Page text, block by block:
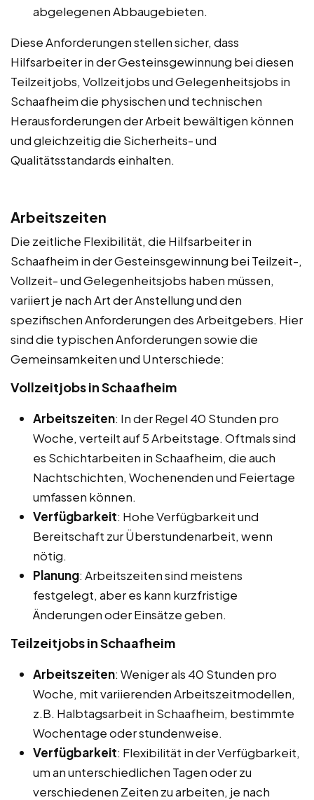
abgelegenen Abbaugebieten.
Diese Anforderungen stellen sicher, dass
Hilfsarbeiter in der Gesteinsgewinnung bei diesen
Teilzeitjobs, Vollzeitjobs und Gelegenheitsjobs in
Schaafheim die physischen und technischen
Herausforderungen der Arbeit bewältigen können
und gleichzeitig die Sicherheits- und
Qualitätsstandards einhalten.
Arbeitszeiten
Die zeitliche Flexibilität, die Hilfsarbeiter in
Schaafheim in der Gesteinsgewinnung bei Teilzeit-,
Vollzeit- und Gelegenheitsjobs haben müssen,
variiert je nach Art der Anstellung und den
spezifischen Anforderungen des Arbeitgebers. Hier
sind die typischen Anforderungen sowie die
Gemeinsamkeiten und Unterschiede:
Vollzeitjobs in Schaafheim
Arbeitszeiten: In der Regel 40 Stunden pro
Woche, verteilt auf 5 Arbeitstage. Oftmals sind
es Schichtarbeiten in Schaafheim, die auch
Nachtschichten, Wochenenden und Feiertage
umfassen können.
Verfügbarkeit: Hohe Verfügbarkeit und
Bereitschaft zur Überstundenarbeit, wenn
nötig.
Planung: Arbeitszeiten sind meistens
festgelegt, aber es kann kurzfristige
Änderungen oder Einsätze geben.
Teilzeitjobs in Schaafheim
Arbeitszeiten: Weniger als 40 Stunden pro
Woche, mit variierenden Arbeitszeitmodellen,
z.B. Halbtagsarbeit in Schaafheim, bestimmte
Wochentage oder stundenweise.
Verfügbarkeit: Flexibilität in der Verfügbarkeit,
um an unterschiedlichen Tagen oder zu
verschiedenen Zeiten zu arbeiten, je nach